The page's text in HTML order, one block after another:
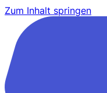
Zum Inhalt springen